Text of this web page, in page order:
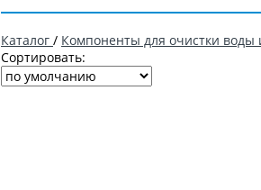
Каталог / Компоненты для очистки воды
Сортировать: